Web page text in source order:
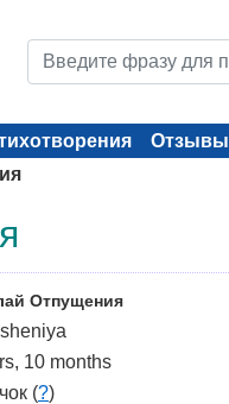
Отзывы
Отпущения
10 months
(?)